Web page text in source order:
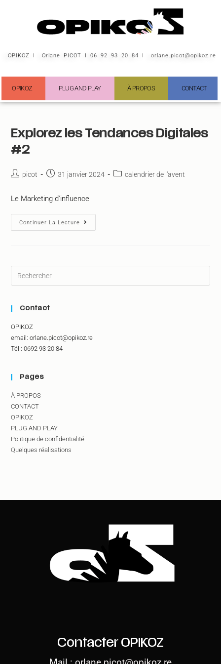
OPIKOZ I Orlane PICOT I 06 92 93 20 84 I orlane.picot@opikoz.re
OPIKOZ PLUG AND PLAY À PROPOS CONTACT
Explorez les Tendances Digitales
#2
picot 31 janvier 2024 calendrier de l'avent
Le Marketing d'influence
Continuer La Lecture
Contact
OPIKOZ
email: orlane.picot@opikoz.re
Tél : 0692 93 20 84
Pages
À PROPOS
CONTACT
OPIKOZ
PLUG AND PLAY
Politique de confidentialité
Quelques réalisations
Contacter OPIKOZ